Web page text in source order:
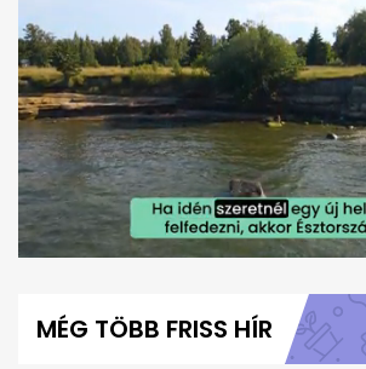
minute,
MÉG TÖBB FRISS HÍR